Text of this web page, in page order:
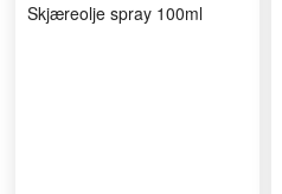
Skjæreolje spray 100ml